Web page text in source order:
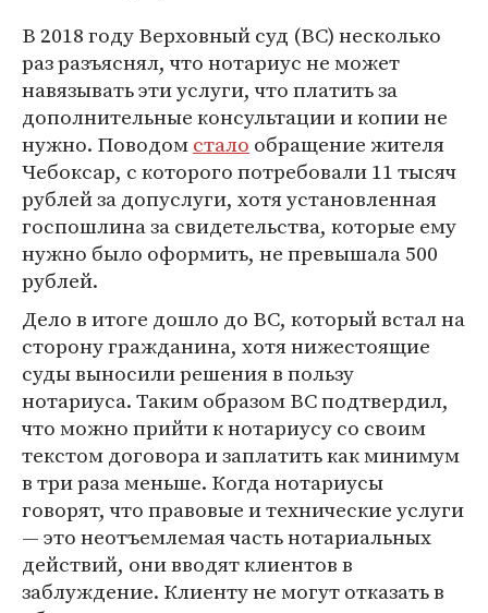
В 2018 году Верховный суд (ВС) несколько
раз разъяснял, что нотариус не может
навязывать эти услуги, что платить за
дополнительные консультации и копии не
нужно. Поводомстало обращение жителя
Чебоксар, с которого потребовали 11 тысяч
рублей за допуслуги, хотя установленная
госпошлина за свидетельства, которые ему
нужно было оформить, не превышала 500
рублей.
Дело в итоге дошло до ВС, который встал на
сторону гражданина, хотя нижестоящие
суды выносили решения в пользу
нотариуса. Таким образом ВС подтвердил,
что можно прийти к нотариусу со своим
текстом договора и заплатить как минимум
в три раза меньше. Когда нотариусы
говорят, что правовые и технические услуги
— это неотъемлемая часть нотариальных
действий, они вводят клиентов в
заблуждение. Клиенту не могут отказать в